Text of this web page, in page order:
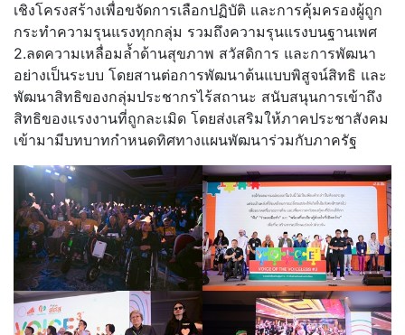
เชิงโครงสร้างเพื่อขจัดการเลือกปฏิบัติ และการคุ้มครองผู้ถูก
กระทำความรุนแรงทุกกลุ่ม รวมถึงความรุนแรงบนฐานเพศ
2.ลดความเหลื่อมล้ำด้านสุขภาพ สวัสดิการ และการพัฒนา
อย่างเป็นระบบ โดยสานต่อการพัฒนาต้นแบบพิสูจน์สิทธิ และ
พัฒนาสิทธิของกลุ่มประชากรไร้สถานะ สนับสนุนการเข้าถึง
สิทธิของแรงงานที่ถูกละเมิด โดยส่งเสริมให้ภาคประชาสังคม
เข้ามามีบทบาทกำหนดทิศทางแผนพัฒนาร่วมกับภาครัฐ